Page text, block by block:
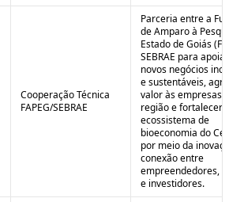
Cooperação Técnica
FAPEG/SEBRAE
Parceria entre a
de Amparo à
Estado de Goiás
SEBRAE para
novos negócios
e sustentáveis,
valor às empresas
região e fortalecer
ecossistema de
bioeconomia do
por meio da
conexão entre
empreendedores,
e investidores.